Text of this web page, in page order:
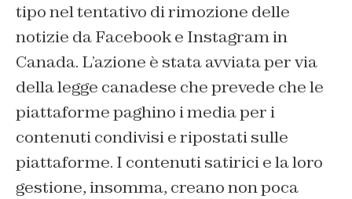
tipo nel tentativo di rimozione delle
notizie da Facebook e Instagram in
Canada. L’azione è stata avviata per via
della legge canadese che prevede che le
piattaforme paghino i media per i
contenuti condivisi e ripostati sulle
piattaforme. I contenuti satirici e la loro
gestione, insomma, creano non poca